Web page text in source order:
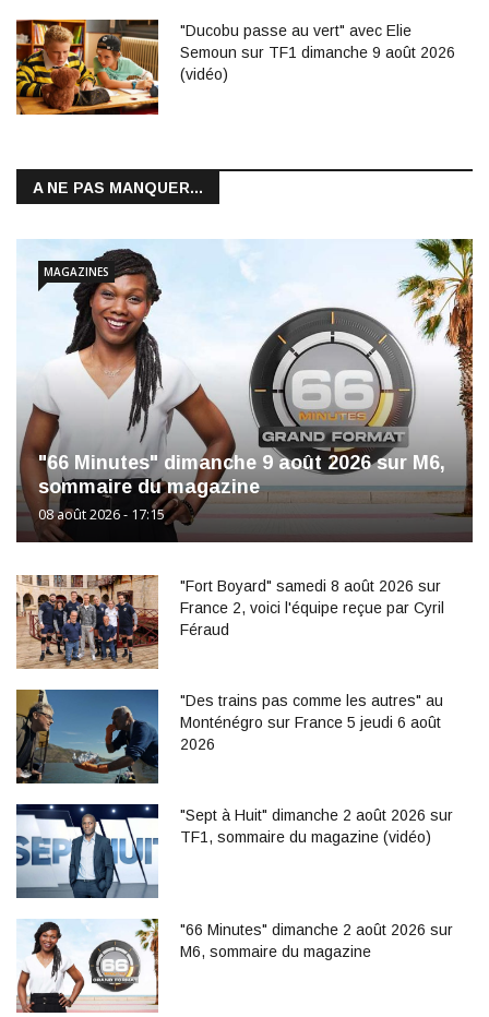
"Ducobu passe au vert" avec Elie
Semoun sur TF1 dimanche 9 août 2026
(vidéo)
A NE PAS MANQUER...
"66 Minutes" dimanche 9 août 2026 sur M6,
sommaire du magazine
08 août 2026 - 17:15
MAGAZINES
"Fort Boyard" samedi 8 août 2026 sur
France 2, voici l'équipe reçue par Cyril
Féraud
"Des trains pas comme les autres" au
Monténégro sur France 5 jeudi 6 août
2026
"Sept à Huit" dimanche 2 août 2026 sur
TF1, sommaire du magazine (vidéo)
"66 Minutes" dimanche 2 août 2026 sur
M6, sommaire du magazine